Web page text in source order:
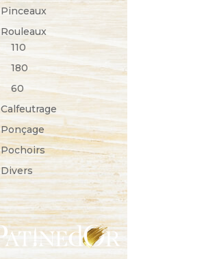
Pinceaux
Rouleaux
110
180
60
Calfeutrage
Ponçage
Pochoirs
Divers